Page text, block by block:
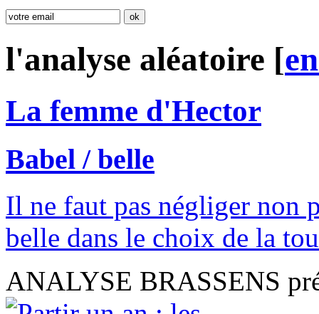
l'analyse aléatoire [
La femme d'Hector
Babel / belle
Il ne faut pas négliger non
belle dans le choix de la
ANALYSE BRASSENS